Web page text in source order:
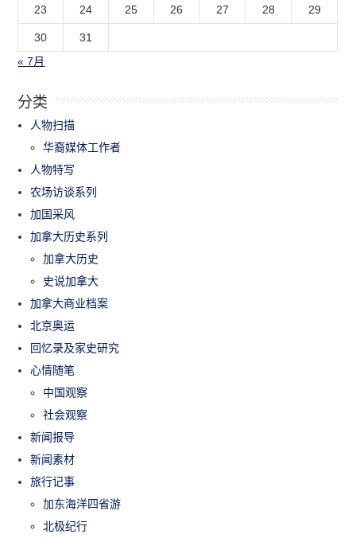
23 24 25 26 27 28 29
30
31
« 7月
分类
人物扫描
华裔媒体工作者
人物特写
农场访谈系列
加国采风
加拿大历史系列
加拿大历史
史说加拿大
加拿大商业档案
北京奥运
回忆录及家史研究
心情随笔
中国观察
社会观察
新闻报导
新闻素材
旅行记事
加东海洋四省游
北极纪行